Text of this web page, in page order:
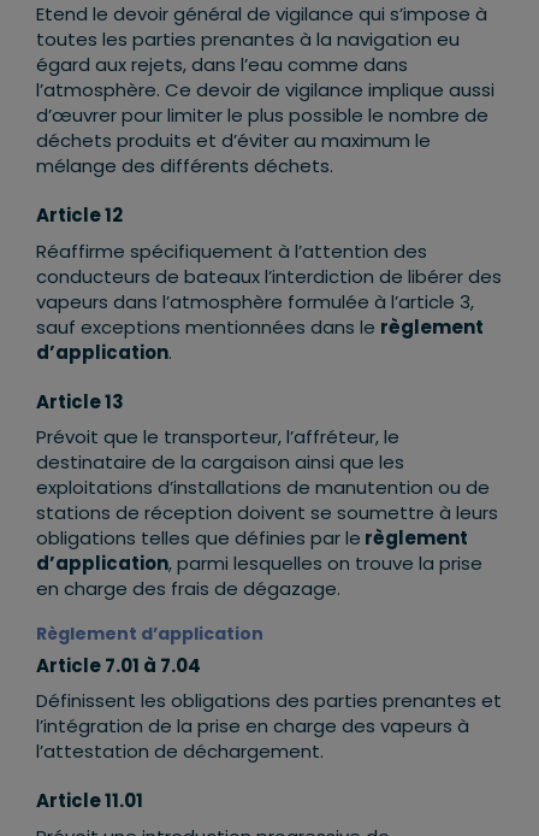
Etend le devoir général de vigilance qui s’impose à
toutes les parties prenantes à la navigation eu
égard aux rejets, dans l’eau comme dans
l’atmosphère. Ce devoir de vigilance implique aussi
d’œuvrer pour limiter le plus possible le nombre de
déchets produits et d’éviter au maximum le
mélange des différents déchets.
Article 12
Réaffirme spécifiquement à l’attention des
conducteurs de bateaux l’interdiction de libérer des
vapeurs dans l’atmosphère formulée à l’article 3,
sauf exceptions mentionnées dans le règlement
d’application.
Article 13
Prévoit que le transporteur, l’affréteur, le
destinataire de la cargaison ainsi que les
exploitations d’installations de manutention ou de
stations de réception doivent se soumettre à leurs
obligations telles que définies par le règlement
d’application, parmi lesquelles on trouve la prise
en charge des frais de dégazage.
Règlement d’application
Article 7.01 à 7.04
Définissent les obligations des parties prenantes et
l’intégration de la prise en charge des vapeurs à
l’attestation de déchargement.
Article 11.01